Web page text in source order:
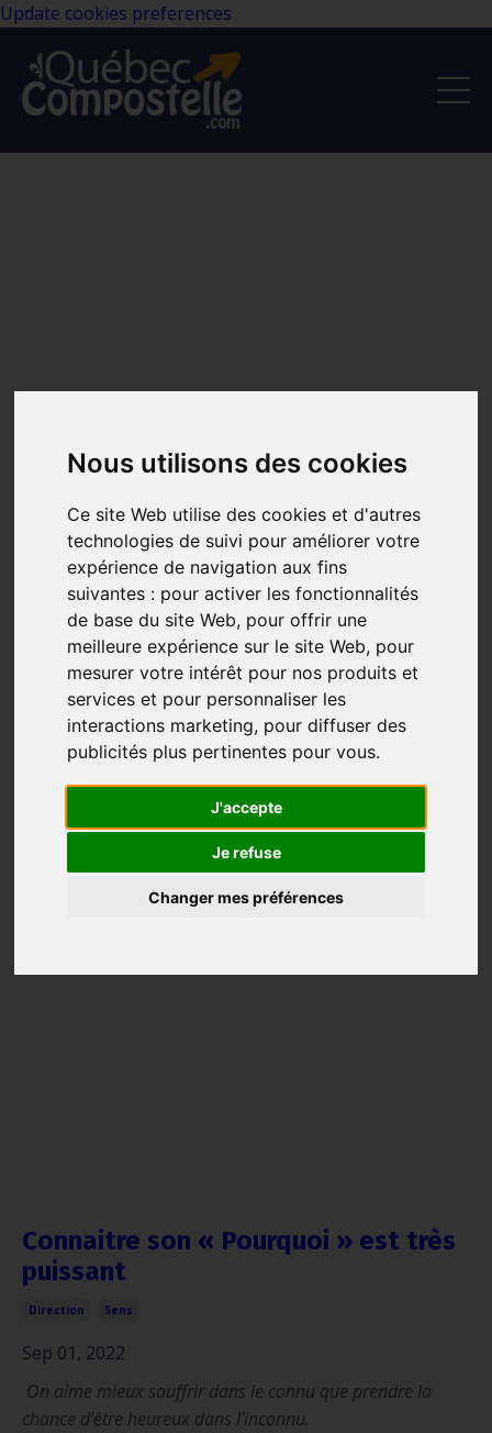
Nous utilisons des cookies
Ce site Web utilise des cookies et d'autres
technologies de suivi pour améliorer votre
expérience de navigation aux fins
suivantes : pour activer les fonctionnalités
de base du site Web, pour offrir une
meilleure expérience sur le site Web, pour
mesurer votre intérêt pour nos produits et
services et pour personnaliser les
interactions marketing, pour diffuser des
publicités plus pertinentes pour vous.
J'accepte
Je refuse
Changer mes préférences
Update cookies preferences
toi?
Priorités Sens Valeurs
Sep 07, 2022
La plus grande valeur, le plus précieux à tes yeux
Ce qui nous vient souvent à l’esprit quand on se pose
ou se fait poser cette question c’est notre travail,
maison, compte en banque, famille, enfant, douce
La vie
N’est-ce pas la vie que tu ...
Connaitre son « Pourquoi » est très
puissant
Direction Sens
Sep 01, 2022
On aime mieux souffrir dans le connu que prendre la
chance d’être heureux dans l’inconnu.